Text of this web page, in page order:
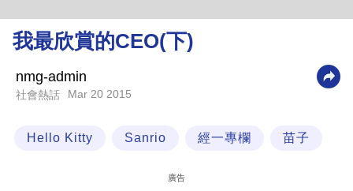
理
財
業
我最欣賞的CEO(下)
nmg-admin
社會熱話 Mar 20 2015
Hello Kitty Sanrio 經一專欄 苗子
廣告